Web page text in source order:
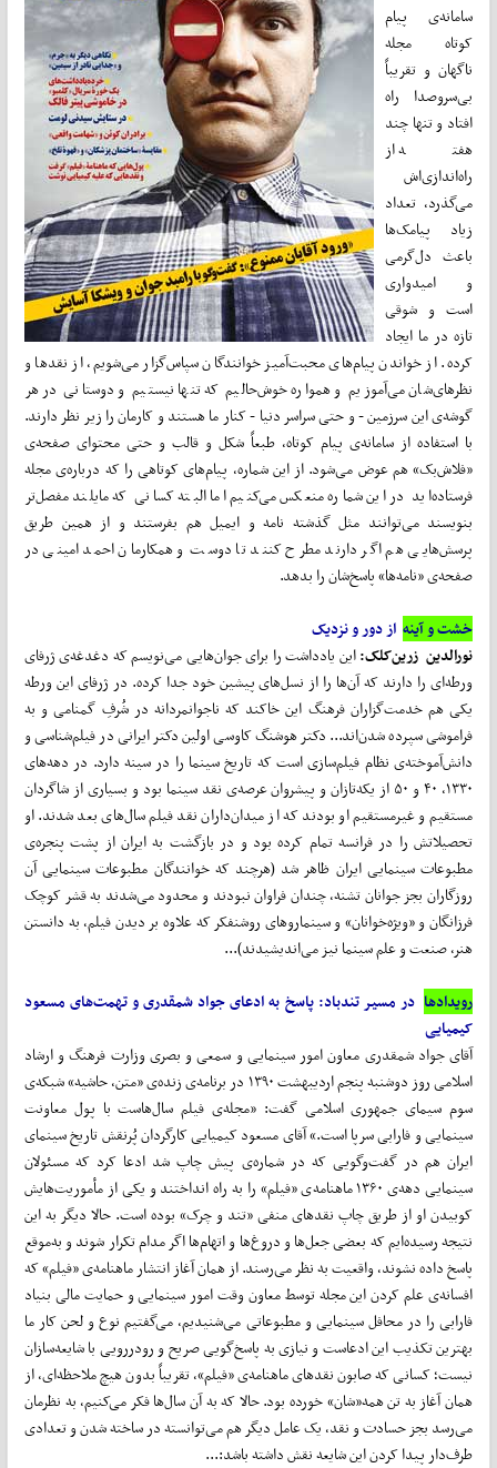
سامانه‌ی پیام
کوتاه مجله
ناگهان و تقریباً
بی‌سروصدا راه
افتاد و تنها چند
هفته از
راه‌اندازی‌اش
می‌گذرد، تعداد
زیاد پیامک‌ها
باعث دل‌گرمی
و امیدواری
است و شوقی
تازه در ما ایجاد
کرده. از خواندن پیام‌های محبت‌آمیز خوانندگان سپاس‌گزار می‌شویم، از نقدها و
نظرهای‌شان می‌آموزیم و همواره خوش‌حالیم که تنها نیستیم و دوستانی در هر
گوشه‌ی این سرزمین - و حتی سراسر دنیا - کنار ما هستند و کارمان را زیر نظر دارند.
با استفاده از سامانه‌ی پیام کوتاه، طبعاً شکل و قالب و حتی محتوای صفحه‌ی
«فلاش‌بک» هم عوض می‌شود. از این شماره، پیام‌های کوتاهی را که درباره‌ی مجله
فرستاده‌اید در این شماره منعکس می‌کنیم اما البته کسانی که مایلند مفصل‌تر
بنویسند می‌توانند مثل گذشته نامه و ایمیل هم بفرستند و از همین طریق
پرسش‌هایی هم اگر دارند مطرح کنند تا دوست و همکارمان احمد امینی در
صفحه‌ی «نامه‌ها» پاسخ‌شان را بدهد.
خشت و آینهاز دور و نزدیک
نورالدین زرین‌کلک:این یادداشت را برای جوان‌هایی می‌نویسم که دغدغه‌ی ژرفای
ورطه‌ای را دارند که آن‌ها را از نسل‌های پیشین خود جدا کرده. در ژرفای این ورطه
یکی هم خدمت‌گزاران فرهنگ این خاکند که ناجوانمردانه در شُرفِ گمنامی و به
فراموشی سپرده شدن‌اند... دکتر هوشنگ کاوسی اولین دکتر ایرانی در فیلم‌شناسی و
دانش‌آموخته‌ی نظام فیلم‌سازی است که تاریخ سینما را در سینه دارد. در دهه‌های
۱۳۳۰، ۴۰ و ۵۰ از یکه‌تازان و پیشروان عرصه‌ی نقد سینما بود و بسیاری از شاگردان
مستقیم و غیرمستقیم او بودند که از میدان‌داران نقد فیلم سال‌های بعد شدند. او
تحصیلاتش را در فرانسه تمام کرده بود و در بازگشت به ایران از پشت پنجره‌ی
مطبوعات سینمایی ایران ظاهر شد (هرچند که خوانندگان مطبوعات سینمایی آن
روزگاران بجز جوانان تشنه، چندان فراوان نبودند و محدود می‌شدند به قشر کوچک
فرزانگان و «ویژه‌خوانان» و سینماروهای روشنفکر که علاوه بر دیدن فیلم، به دانستن
هنر، صنعت و علم سینما نیز می‌اندیشیدند)...
رویدادهادر مسیر تندباد: پاسخ به ادعای جواد شمقدری و تهمت‌های مسعود
کیمیایی
آقای جواد شمقدری معاون امور سینمایی و سمعی و بصری وزارت فرهنگ و ارشاد
اسلامی روز دوشنبه پنجم اردیبهشت ۱۳۹۰ در برنامه‌ی زنده‌ی «متن، حاشیه» شبکه‌ی
سوم سیمای جمهوری اسلامی گفت: «مجله‌ی فیلم سال‌هاست با پول معاونت
سینمایی و فارابی سرپا است.» آقای مسعود کیمیایی کارگردان پُرنقش تاریخ‌ سینمای
ایران هم در گفت‌وگویی که در شماره‌ی پیش چاپ شد ادعا کرد که مسئولان
سینمایی دهه‌ی ۱۳۶۰ ماهنامه‌ی «‌فیلم» را به راه انداختند و یکی از مأموریت‌هایش
کوبیدن او از طریق چاپ نقدهای منفی «تند و چرک» بوده است. حالا دیگر به این
نتیجه رسیده‌ایم که بعضی جعل‌ها و دروغ‌ها و اتهام‌ها اگر مدام تکرار شوند و به‌موقع
پاسخ داده نشوند، واقعیت به نظر می‌رسند. از همان آغاز انتشار ماهنامه‌ی «فیلم» که
افسانه‌ی علم کردن این مجله توسط معاون وقت امور سینمایی و حمایت مالی بنیاد
فارابی را در محافل سینمایی و مطبوعاتی می‌شنیدیم، می‌گفتیم نوع و لحن کار ما
بهترین تکذیب این ادعاست و نیازی به پاسخ‌گویی صریح و رودررویی با شایعه‌سازان
نیست؛ کسانی که صابون نقدهای ماهنامه‌ی «فیلم»، تقریباً بدون هیچ ملاحظه‌ای، از
همان آغاز به تن همه‌«شان» خورده بود. حالا که به آن سال‌ها فکر می‌کنیم، به نظرمان
می‌رسد بجز حسادت و نقد، یک عامل دیگر هم می‌توانسته در ساخته شدن و تعدادی
طرف‌دار پیدا کردن این شایعه نقش داشته باشد:...